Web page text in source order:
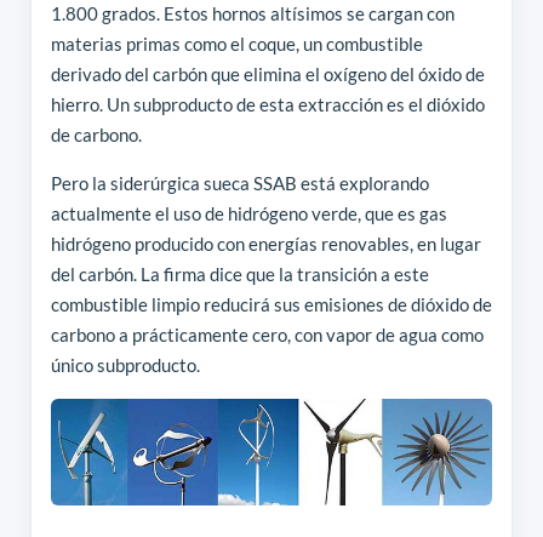
1.800 grados. Estos hornos altísimos se cargan con
materias primas como el coque, un combustible
derivado del carbón que elimina el oxígeno del óxido de
hierro. Un subproducto de esta extracción es el dióxido
de carbono.
Pero la siderúrgica sueca SSAB está explorando
actualmente el uso de hidrógeno verde, que es gas
hidrógeno producido con energías renovables, en lugar
del carbón. La firma dice que la transición a este
combustible limpio reducirá sus emisiones de dióxido de
carbono a prácticamente cero, con vapor de agua como
único subproducto.